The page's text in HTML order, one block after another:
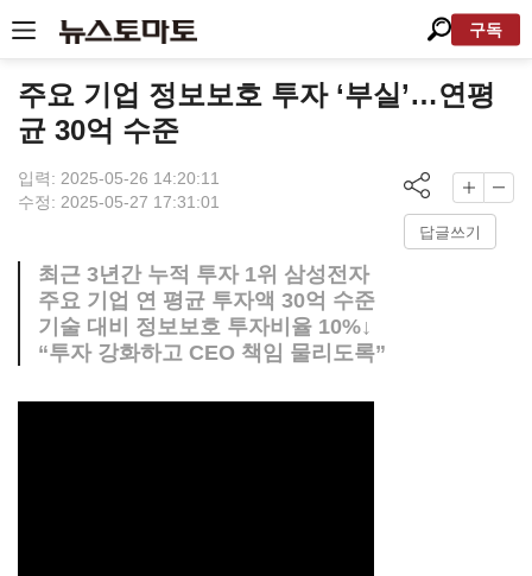
구독
주요 기업 정보보호 투자 ‘부실’…연평
균 30억 수준
입력: 2025-05-26 14:20:11
수정: 2025-05-27 17:31:01
답글쓰기
최근 3년간 누적 투자 1위 삼성전자
주요 기업 연 평균 투자액 30억 수준
기술 대비 정보보호 투자비율 10%↓
“투자 강화하고 CEO 책임 물리도록”